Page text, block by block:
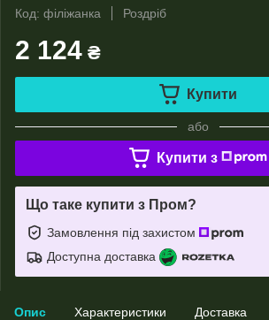
Код: філіжанка
Роздріб
2 124 ₴
Купити
або
Купити з
Що таке купити з Пром?
Замовлення під захистом
Доступна доставка
Опис Характеристики Доставка